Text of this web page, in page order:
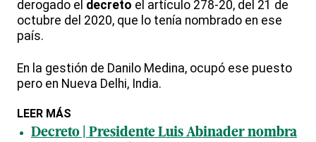
derogado el decreto el artículo 278-20, del 21 de
octubre del 2020, que lo tenía nombrado en ese
país.
En la gestión de Danilo Medina, ocupó ese puesto
pero en Nueva Delhi, India.
LEER MÁS
Decreto | Presidente Luis Abinader nombra